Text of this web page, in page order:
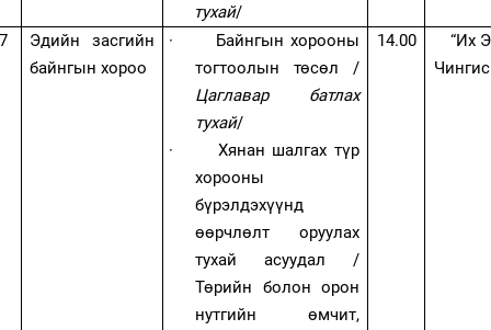
тухай/
7
Эдийн засгийн
байнгын хороо
·
Байнгын хорооны
тогтоолын төсөл /
Цаглавар батлах
тухай/
·
Хянан шалгах түр
хорооны
бүрэлдэхүүнд
өөрчлөлт оруулах
тухай асуудал /
Төрийн болон орон
нутгийн өмчит,
14.00
“Их